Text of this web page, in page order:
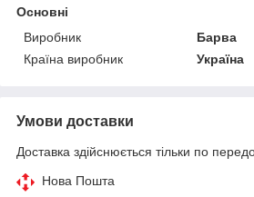
Основні
Виробник
Барва
Країна виробник
Україна
Умови доставки
Доставка здійснюється тільки по
Нова Пошта